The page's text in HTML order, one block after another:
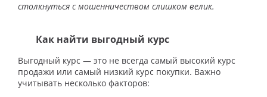
столкнуться с мошенничеством слишком велик.
Как найти выгодный курс
Выгодный курс — это не всегда самый высокий курс
продажи или самый низкий курс покупки. Важно
учитывать несколько факторов: